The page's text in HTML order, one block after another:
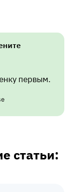
первым.
статьи: